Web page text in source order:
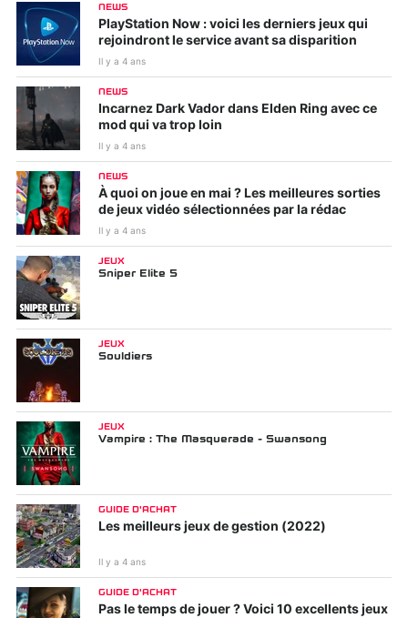
NEWS
PlayStation Now : voici les derniers jeux qui
rejoindront le service avant sa disparition
Il y a 4 ans
NEWS
Incarnez Dark Vador dans Elden Ring avec ce
mod qui va trop loin
Il y a 4 ans
NEWS
À quoi on joue en mai ? Les meilleures sorties
de jeux vidéo sélectionnées par la rédac
Il y a 4 ans
JEUX
Sniper Elite 5
JEUX
Souldiers
JEUX
Vampire : The Masquerade - Swansong
GUIDE D'ACHAT
Les meilleurs jeux de gestion (2022)
Il y a 4 ans
GUIDE D'ACHAT
Pas le temps de jouer ? Voici 10 excellents jeux